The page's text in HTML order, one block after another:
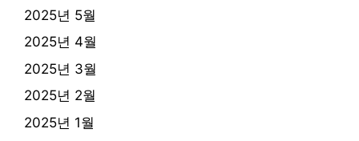
2025년 5월
2025년 4월
2025년 3월
2025년 2월
2025년 1월